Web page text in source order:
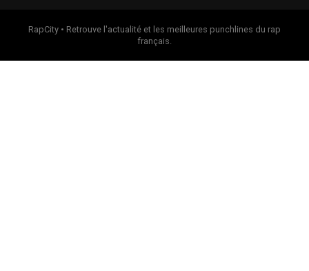
RapCity • Retrouve l'actualité et les meilleures punchlines du rap
français.